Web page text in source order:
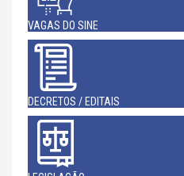
VAGAS DO SINE
DECRETOS / EDITAIS